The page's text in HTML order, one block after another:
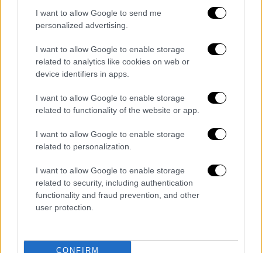
I want to allow Google to send me
personalized advertising.
I want to allow Google to enable storage
related to analytics like cookies on web or
device identifiers in apps.
I want to allow Google to enable storage
related to functionality of the website or app.
I want to allow Google to enable storage
related to personalization.
I want to allow Google to enable storage
related to security, including authentication
functionality and fraud prevention, and other
user protection.
CONFIRM
στόχο τώρα έχει την πλήρη ανάρρωσή της
και την επιστροφή της στο σπίτι της στην
Κρήτη.
Θα μπορούσαμε, όμως, το επόμενο χρονικό
επεμβάσεις;
«Αυτός είναι ο στόχος μας. Ήταν και ένα
τα ερωτήματα που μου έθεσε ο
να με συγχαρεί, αν θα μπορούμε να το
κάνουμε μία φορά το μήνα, δύο φορές τον
μήνα, μία φορά την εβδομάδα, είπα ας έχουμε
καλύψει αρκετές παρόμοιες περιπτώσεις.